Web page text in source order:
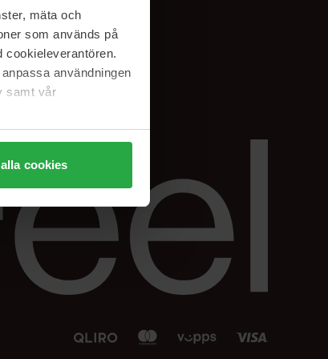
mäta och
som används på
cookieleverantören.
användningen
samt vår
cookies
Instagram
Linkedin